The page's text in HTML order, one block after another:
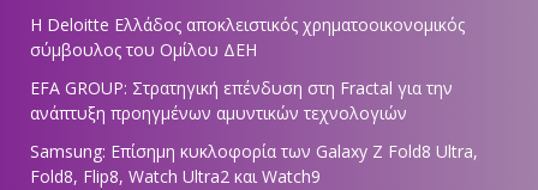
Η Deloitte Ελλάδος αποκλειστικός χρηματοοικονομικός
σύμβουλος του Ομίλου ΔΕΗ
EFA GROUP: Στρατηγική επένδυση στη Fractal για την
ανάπτυξη προηγμένων αμυντικών τεχνολογιών
Samsung: Επίσημη κυκλοφορία των Galaxy Z Fold8 Ultra,
Fold8, Flip8, Watch Ultra2 και Watch9